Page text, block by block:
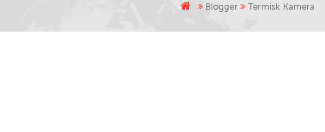
Blogger Termisk Kamera